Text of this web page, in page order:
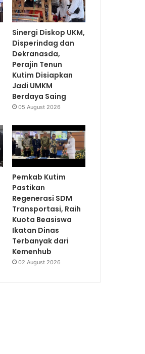
Sinergi Diskop UKM,
Disperindag dan
Dekranasda,
Perajin Tenun
Kutim Disiapkan
Jadi UMKM
Berdaya Saing
05 August 2026
Pemkab Kutim
Pastikan
Regenerasi SDM
Transportasi, Raih
Kuota Beasiswa
Ikatan Dinas
Terbanyak dari
Kemenhub
02 August 2026